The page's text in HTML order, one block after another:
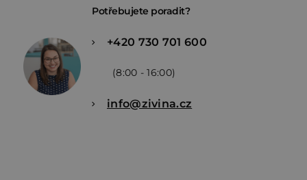
Potřebujete poradit?
+420 730 701 600
(8:00 - 16:00)
info@zivina.cz